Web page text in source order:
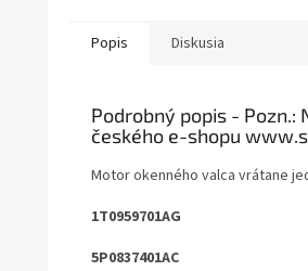
Popis Diskusia
Podrobný popis
Motor okenného valca vrátane
1T0959701AG
5P0837401AC